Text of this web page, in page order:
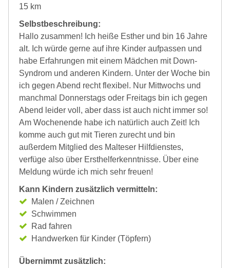
15 km
Selbstbeschreibung:
Hallo zusammen! Ich heiße Esther und bin 16 Jahre
alt. Ich würde gerne auf ihre Kinder aufpassen und
habe Erfahrungen mit einem Mädchen mit Down-
Syndrom und anderen Kindern. Unter der Woche bin
ich gegen Abend recht flexibel. Nur Mittwochs und
manchmal Donnerstags oder Freitags bin ich gegen
Abend leider voll, aber dass ist auch nicht immer so!
Am Wochenende habe ich natürlich auch Zeit! Ich
komme auch gut mit Tieren zurecht und bin
außerdem Mitglied des Malteser Hilfdienstes,
verfüge also über Ersthelferkenntnisse. Über eine
Meldung würde ich mich sehr freuen!
Kann Kindern zusätzlich vermitteln:
Malen / Zeichnen
Schwimmen
Rad fahren
Handwerken für Kinder (Töpfern)
Übernimmt zusätzlich: